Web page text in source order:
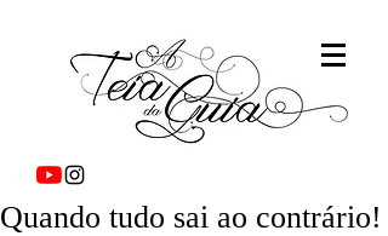
Quando tudo sai ao contrário!